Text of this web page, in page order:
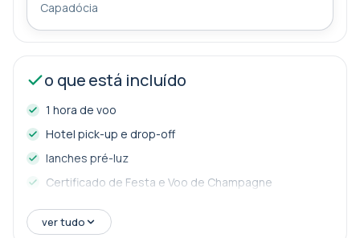
céu assistindo a deslumbrante Capadócia. Após uma
serão anunciados um dia antes do voo, geralmente à
Capadócia
o que está incluído
1 hora de voo
Hotel pick-up e drop-off
lanches pré-luz
Certificado de Festa e Voo de Champagne
ver tudo